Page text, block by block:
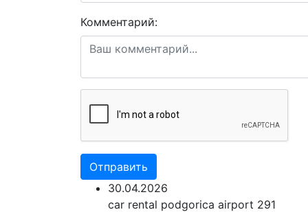
Комментарий:
Отправить
30.04.2026
car rental podgorica airport 291